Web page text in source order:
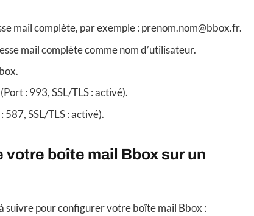
mail complète, par exemple : prenom.nom@bbox.fr.
mail complète comme nom d’utilisateur.
: 993, SSL/TLS : activé).
SSL/TLS : activé).
votre boîte mail Bbox sur un
suivre pour configurer votre boîte mail Bbox :